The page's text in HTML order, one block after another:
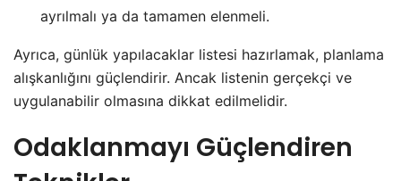
ayrılmalı ya da tamamen elenmeli.
Ayrıca, günlük yapılacaklar listesi hazırlamak, planlama
alışkanlığını güçlendirir. Ancak listenin gerçekçi ve
uygulanabilir olmasına dikkat edilmelidir.
Odaklanmayı Güçlendiren